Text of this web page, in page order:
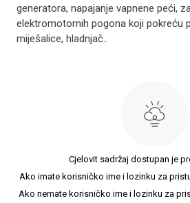
generatora, napajanje vapnene peći,
elektromotornih pogona koji pokreću
miješalice, hladnjač..
Cjelovit sadržaj dostupan je
Ako imate korisničko ime i lozinku za
Ako nemate korisničko ime i lozinku za